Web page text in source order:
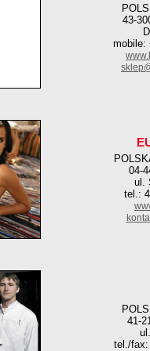
43-
mobile:
04-
ul.
tel.:
41-
tel./fax: